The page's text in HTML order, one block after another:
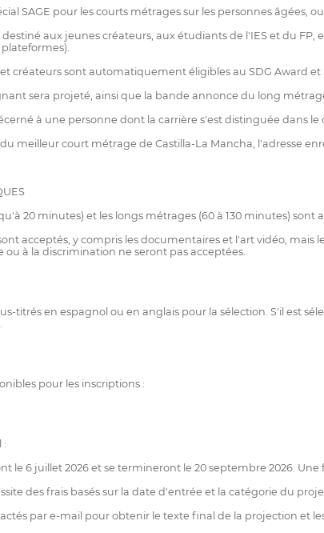
SAGE pour les courts métrages sur les personnes âgées,
destiné aux jeunes créateurs, aux étudiants de l'IES et du
créateurs sont automatiquement éligibles au SDG Award
sera projeté, ainsi que la bande annonce du long
à une personne dont la carrière s'est distinguée dans le
meilleur court métrage de Castilla-La Mancha, l'adresse
20 minutes) et les longs métrages (60 à 130 minutes)
acceptés, y compris les documentaires et l'art vidéo,
à la discrimination ne seront pas acceptées.
titrés en espagnol ou en anglais pour la sélection. S'il est
pour les inscriptions :
:
le 6 juillet 2026 et se termineront le 20 septembre 2026.
des frais basés sur la date d'entrée et la catégorie du
par e-mail pour obtenir le texte final de la projection et